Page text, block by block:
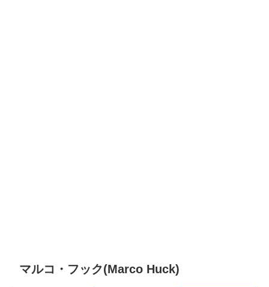
マルコ・フック(Marco Huck)